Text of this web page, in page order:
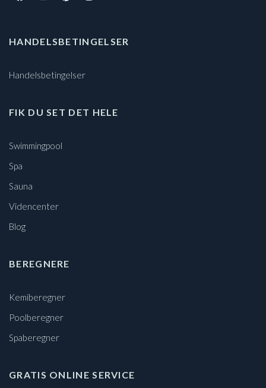
HANDELSBETINGELSER
Handelsbetingelser
FIK DU SET DET HELE
Swimmingpool
Spa
Sauna
Videncenter
Blog
BEREGNERE
Kemiberegner
Poolberegner
Spaberegner
GRATIS ONLINE SERVICE